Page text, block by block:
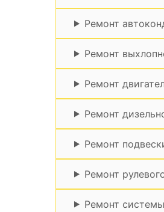
Ремонт
Ремонт
Ремонт
Ремонт
Ремонт
Ремонт
Ремонт